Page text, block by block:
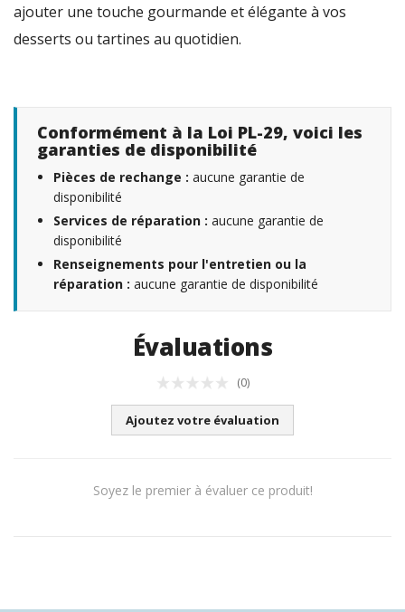
ajouter une touche gourmande et élégante à vos
desserts ou tartines au quotidien.
Conformément à la Loi PL-29, voici les
garanties de disponibilité
Pièces de rechange : aucune garantie de
disponibilité
Services de réparation : aucune garantie de
disponibilité
Renseignements pour l'entretien ou la
réparation : aucune garantie de disponibilité
Évaluations
(0)
Ajoutez votre évaluation
Soyez le premier à évaluer ce produit!